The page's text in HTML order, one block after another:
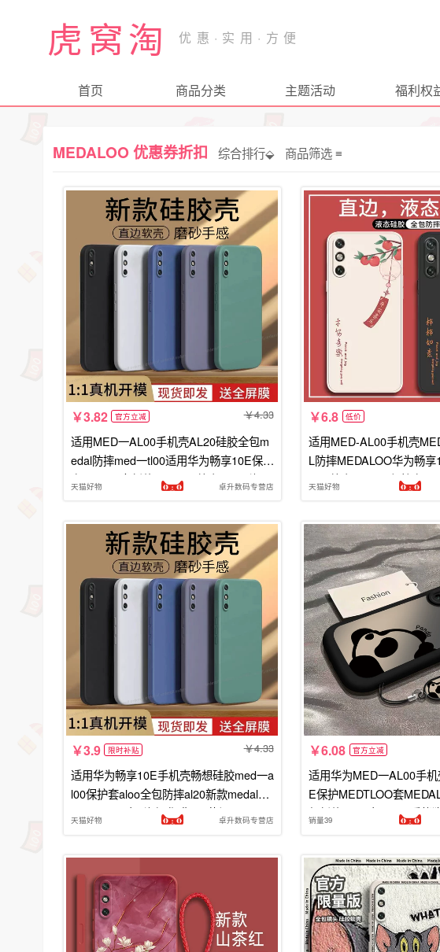
虎窝淘
首页 商品分类 主题活动 福利权
MEDALOO 优惠券折扣 综合排行⬙ 商品筛选
3.82 官方立减 4.33
适用MED一AL00手机壳AL20硅胶全包m
edal防摔med一tl00适用华为畅享10E保护
套medtl男女新款medaloo外壳ALOO潮
天猫好物 卓升数码专营店
6.8 低价
适用MED-AL00手机壳
L防摔MEDALOO华为畅享
L2O外壳MEDTL保护套
天猫好物
3.9 限时补贴 4.33
适用华为畅享10E手机壳畅想硅胶med一a
l00保护套aloo全包防摔al20新款medal女
medaloo男十E潮钢化膜e10荣耀
天猫好物 卓升数码专营店
6.08 官方立减
适用华为MED一AL00手
E保护MEDTLOO套
想新款TL00十E10可爱熊
销量39